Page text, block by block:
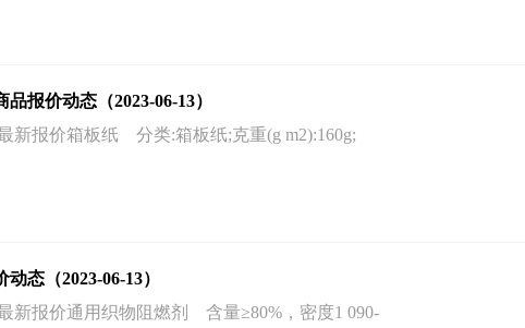
报价动态（2023-06-13）
新报价箱板纸 分类:箱板纸;克重(g m2):160g;
态（2023-06-13）
新报价通用织物阻燃剂 含量≥80%，密度1 090-